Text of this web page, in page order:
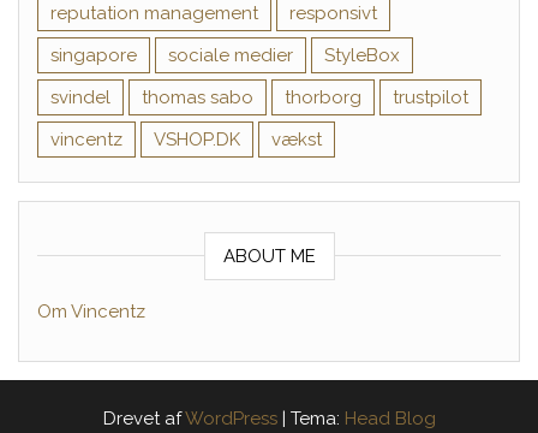
reputation management
responsivt
singapore
sociale medier
StyleBox
svindel
thomas sabo thorborg
trustpilot
vincentz
VSHOP.DK vækst
ABOUT ME
Om Vincentz
Drevet afWordPress | Tema: Head Blog